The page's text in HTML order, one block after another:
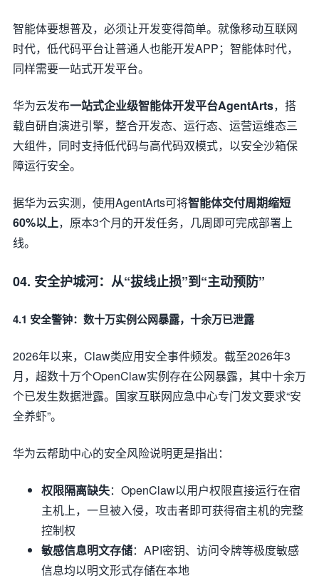
智能体要想普及，必须让开发变得简单。就像移动互联网
时代，低代码平台让普通人也能开发APP；智能体时代，
同样需要一站式开发平台。
华为云发布一站式企业级智能体开发平台AgentArts，搭
载自研自演进引擎，整合开发态、运行态、运营运维态三
大组件，同时支持低代码与高代码双模式，以安全沙箱保
障运行安全。
据华为云实测，使用AgentArts可将智能体交付周期缩短
60%以上，原本3个月的开发任务，几周即可完成部署上
线。
04. 安全护城河：从“拔线止损”到“主动预防”
4.1 安全警钟：数十万实例公网暴露，十余万已泄露
2026年以来，Claw类应用安全事件频发。截至2026年3
月，超数十万个OpenClaw实例存在公网暴露，其中十余万
个已发生数据泄露。国家互联网应急中心专门发文要求“安
全养虾”。
华为云帮助中心的安全风险说明更是指出：
权限隔离缺失：OpenClaw以用户权限直接运行在宿
主机上，一旦被入侵，攻击者即可获得宿主机的完整
控制权
敏感信息明文存储：API密钥、访问令牌等极度敏感
信息均以明文形式存储在本地